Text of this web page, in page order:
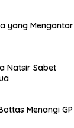
yang Mengantar
Natsir Sabet
Menangi GP